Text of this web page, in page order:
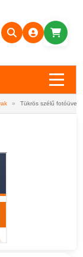
» Tükrös szélű fotóüveg